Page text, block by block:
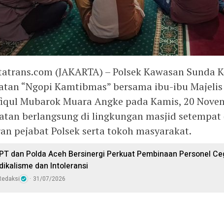
(JAKARTA) – Polsek Kawasan Sunda
“Ngopi Kamtibmas” bersama ibu-ibu
Mubarok Muara Angke pada Kamis, 20
berlangsung di lingkungan masjid
pejabat Polsek serta tokoh masyarakat.
dan Polda Aceh Bersinergi Perkuat Pembinaan Personel
dan Intoleransi
31/07/2026